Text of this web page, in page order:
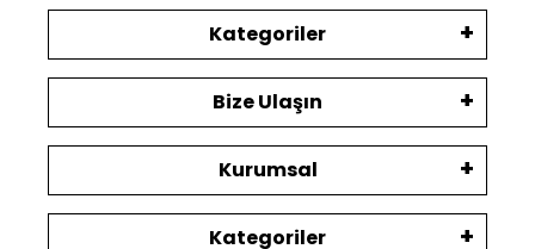
Kategoriler
Bize Ulaşın
Kurumsal
Kategoriler